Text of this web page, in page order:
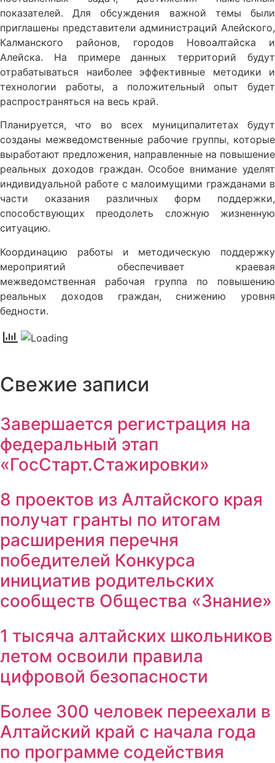
показателей. Для обсуждения важной темы были
приглашены представители администраций Алейского,
Калманского районов, городов Новоалтайска и
Алейска. На примере данных территорий будут
отрабатываться наиболее эффективные методики и
технологии работы, а положительный опыт будет
распространяться на весь край.
Планируется, что во всех муниципалитетах будут
созданы межведомственные рабочие группы, которые
выработают предложения, направленные на повышение
реальных доходов граждан. Особое внимание уделят
индивидуальной работе с малоимущими гражданами в
части оказания различных форм поддержки,
способствующих преодолеть сложную жизненную
ситуацию.
Координацию работы и методическую поддержку
мероприятий обеспечивает краевая
межведомственная рабочая группа по повышению
реальных доходов граждан, снижению уровня
бедности.
Свежие записи
Завершается регистрация на
федеральный этап
«ГосСтарт.Стажировки»
8 проектов из Алтайского края
получат гранты по итогам
расширения перечня
победителей Конкурса
инициатив родительских
сообществ Общества «Знание»
1 тысяча алтайских школьников
летом освоили правила
цифровой безопасности
Более 300 человек переехали в
Алтайский край с начала года
по программе содействия